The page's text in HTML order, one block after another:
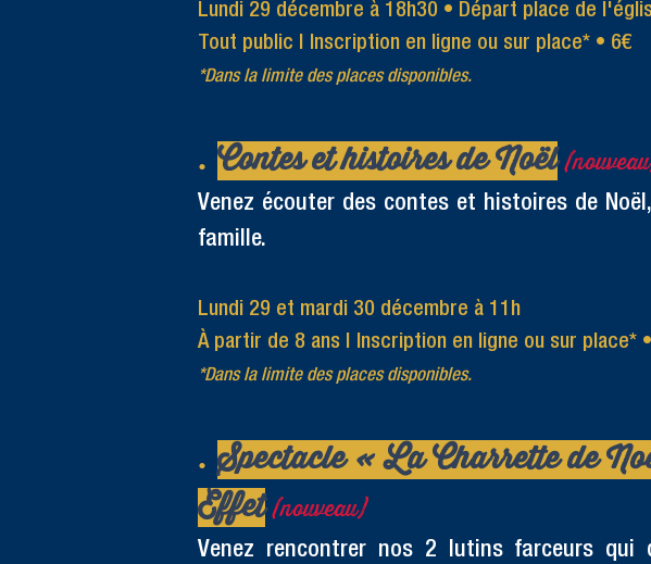
Lundi 29 décembre à 18h30 • Départ place de
Tout public | Inscription en ligne ou sur place* • 6€
*Dans la limite des places disponibles.
​. Contes et histoires de Noël
Venez écouter des contes et histoires de
famille.
Lundi 29 et mardi 30 décembre à 11h
À partir de 8 ans | Inscription en ligne ou sur place*
*Dans la limite des places disponibles.
​.Spectacle « La Charrette de
Effet (nouveau)
Venez rencontrer nos 2 lutins farceurs qui